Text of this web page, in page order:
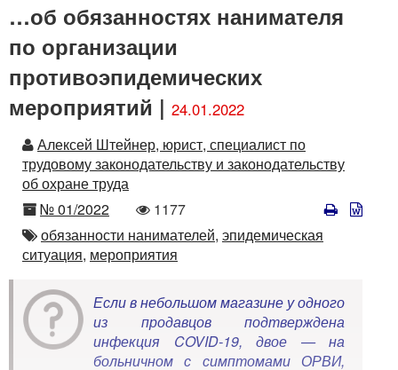
…об обязанностях нанимателя
по организации
противоэпидемических
мероприятий | 24.01.2022
Автор
Алексей Штейнер, юрист, специалист по
трудовому законодательству и законодательству
об охране труда
Номер
№ 01/2022
Количество
просмотров
1177
Автор
обязанности нанимателей, эпидемическая
ситуация, мероприятия
Если в небольшом магазине у одного
из продавцов подтверждена
инфекция COVID-19, двое — на
больничном с симптомами ОРВИ,